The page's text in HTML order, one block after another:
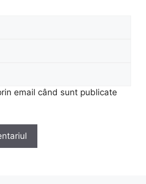
email când sunt publicate